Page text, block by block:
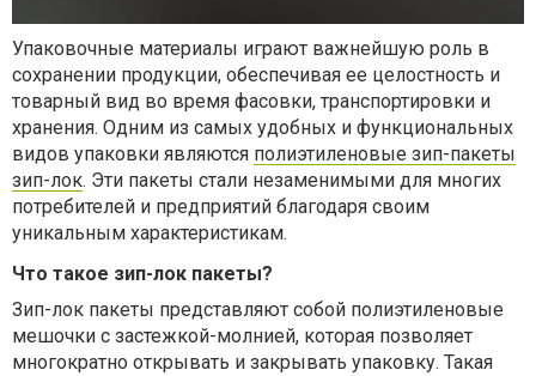
Упаковочные материалы играют важнейшую роль в
сохранении продукции, обеспечивая ее целостность и
товарный вид во время фасовки, транспортировки и
хранения. Одним из самых удобных и функциональных
видов упаковки являются полиэтиленовые зип-пакеты
зип-лок. Эти пакеты стали незаменимыми для многих
потребителей и предприятий благодаря своим
уникальным характеристикам.
Что такое зип-лок пакеты?
Зип-лок пакеты представляют собой полиэтиленовые
мешочки с застежкой-молнией, которая позволяет
многократно открывать и закрывать упаковку. Такая